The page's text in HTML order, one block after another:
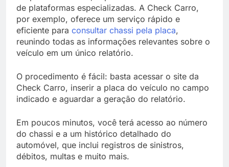
de plataformas especializadas. A Check Carro,
por exemplo, oferece um serviço rápido e
eficiente para consultar chassi pela placa,
reunindo todas as informações relevantes sobre o
veículo em um único relatório.
O procedimento é fácil: basta acessar o site da
Check Carro, inserir a placa do veículo no campo
indicado e aguardar a geração do relatório.
Em poucos minutos, você terá acesso ao número
do chassi e a um histórico detalhado do
automóvel, que inclui registros de sinistros,
débitos, multas e muito mais.